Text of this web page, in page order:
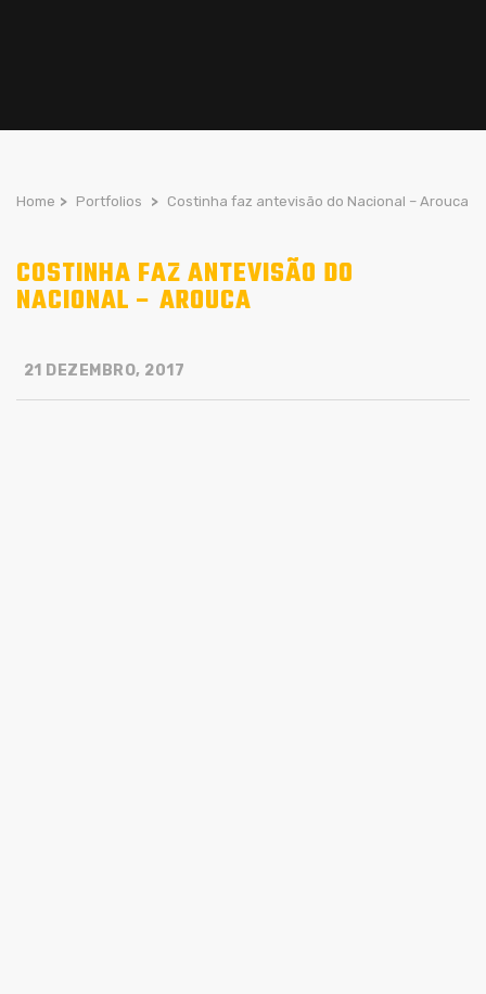
Home > Portfolios > Costinha faz antevisão do Nacional – Arouca
COSTINHA FAZ ANTEVISÃO DO
NACIONAL – AROUCA
21 DEZEMBRO, 2017